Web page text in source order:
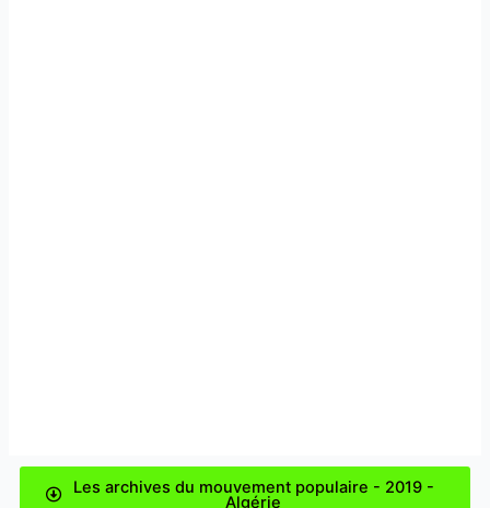
Les archives du mouvement populaire - 2019 -
Algérie